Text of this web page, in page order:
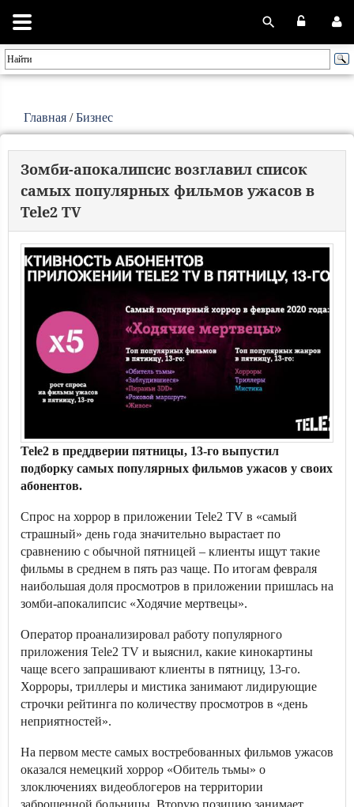
Главная /Бизнес
Зомби-апокалипсис возглавил список
самых популярных фильмов ужасов в
Tele2 TV
Tele2 в преддверии пятницы, 13-го выпустил
подборку самых популярных фильмов ужасов у своих
абонентов.
Спрос на хоррор в приложении Tele2 TV в «самый
страшный» день года значительно вырастает по
сравнению с обычной пятницей – клиенты ищут такие
фильмы в среднем в пять раз чаще. По итогам февраля
наибольшая доля просмотров в приложении пришлась на
зомби-апокалипсис «Ходячие мертвецы».
Оператор проанализировал работу популярного
приложения Tele2 TV и выяснил, какие кинокартины
чаще всего запрашивают клиенты в пятницу, 13-го.
Хорроры, триллеры и мистика занимают лидирующие
строчки рейтинга по количеству просмотров в «день
неприятностей».
На первом месте самых востребованных фильмов ужасов
оказался немецкий хоррор «Обитель тьмы» о
злоключениях видеоблогеров на территории
заброшенной больницы. Вторую позицию занимает